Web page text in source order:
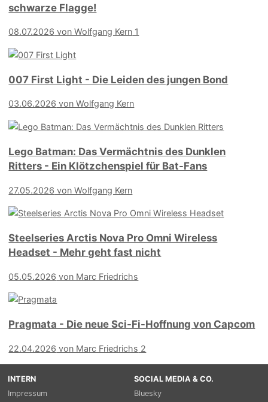
schwarze Flagge!
08.07.2026 von Wolfgang Kern 1
007 First Light - Die Leiden des jungen Bond
03.06.2026 von Wolfgang Kern
Lego Batman: Das Vermächtnis des Dunklen
Ritters - Ein Klötzchenspiel für Bat-Fans
27.05.2026 von Wolfgang Kern
Steelseries Arctis Nova Pro Omni Wireless
Headset - Mehr geht fast nicht
05.05.2026 von Marc Friedrichs
Pragmata - Die neue Sci-Fi-Hoffnung von Capcom
22.04.2026 von Marc Friedrichs 2
INTERN
Impressum
SOCIAL MEDIA & CO.
Bluesky